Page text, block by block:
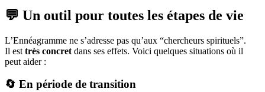
💬 Un outil pour toutes les étapes de vie
L’Ennéagramme ne s’adresse pas qu’aux “chercheurs spirituels”.
Il est très concret dans ses effets. Voici quelques situations où il
peut aider :
🔄 En période de transition